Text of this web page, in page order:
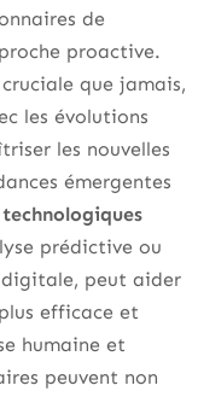
de
proactive.
que jamais,
les évolutions
les nouvelles
émergentes
prédictive ou
peut aider
efficace et
humaine et
peuvent non